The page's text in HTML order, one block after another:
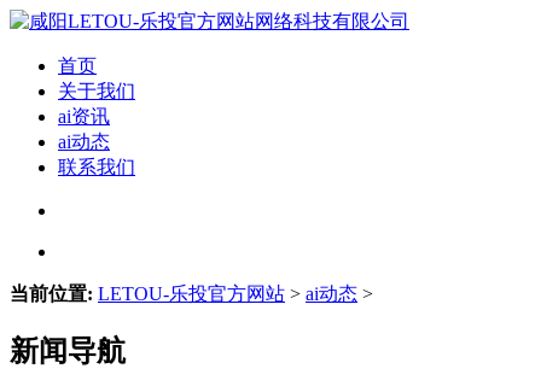
首页
关于我们
ai资讯
ai动态
联系我们
当前位置: LETOU-乐投官方网站 > ai动态 >
新闻导航